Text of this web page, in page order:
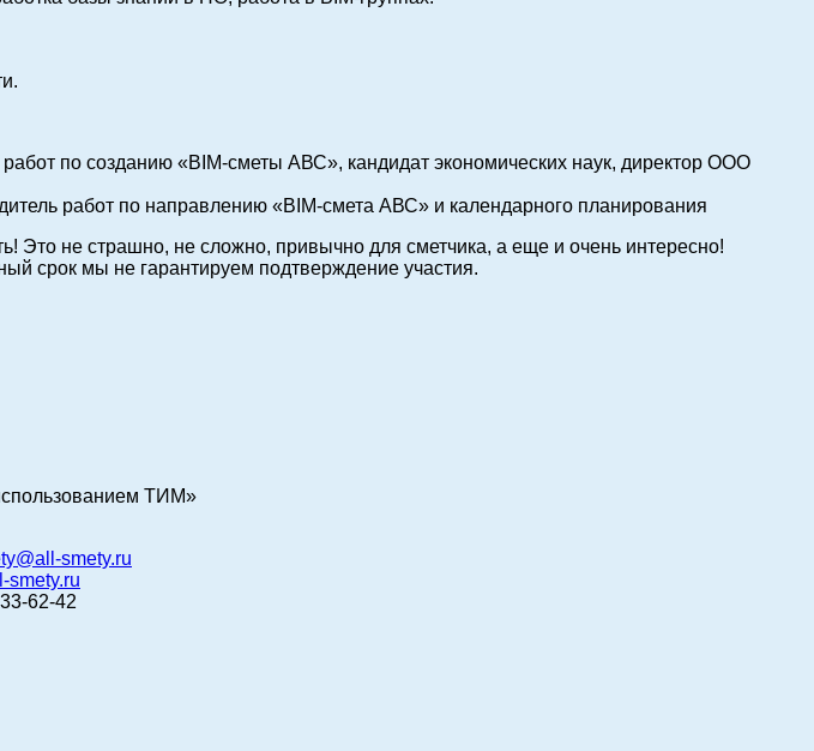
по созданию «BIM-сметы АВС», кандидат экономических наук, директор ООО
работ по направлению «BIM-смета АВС» и календарного планирования
Это не страшно, не сложно, привычно для сметчика, а еще и очень интересно!
срок мы не гарантируем подтверждение участия.
ТИМ»
smety.ru
smety.ru
62-42